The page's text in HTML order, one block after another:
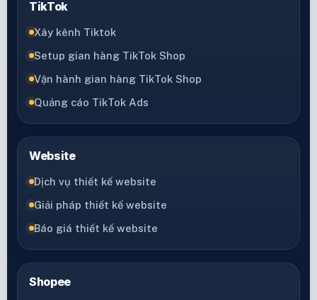
TikTok
Xây kênh Tiktok
Setup gian hàng TikTok Shop
Vận hành gian hàng TikTok Shop
Quảng cáo TikTok Ads
Website
Dịch vụ thiết kế website
Giải pháp thiết kế website
Báo giá thiết kế website
Shopee